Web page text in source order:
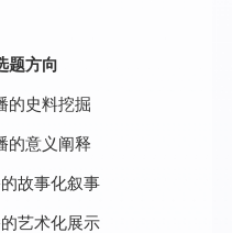
题方向
的史料挖掘
的意义阐释
故事化叙事
艺术化展示